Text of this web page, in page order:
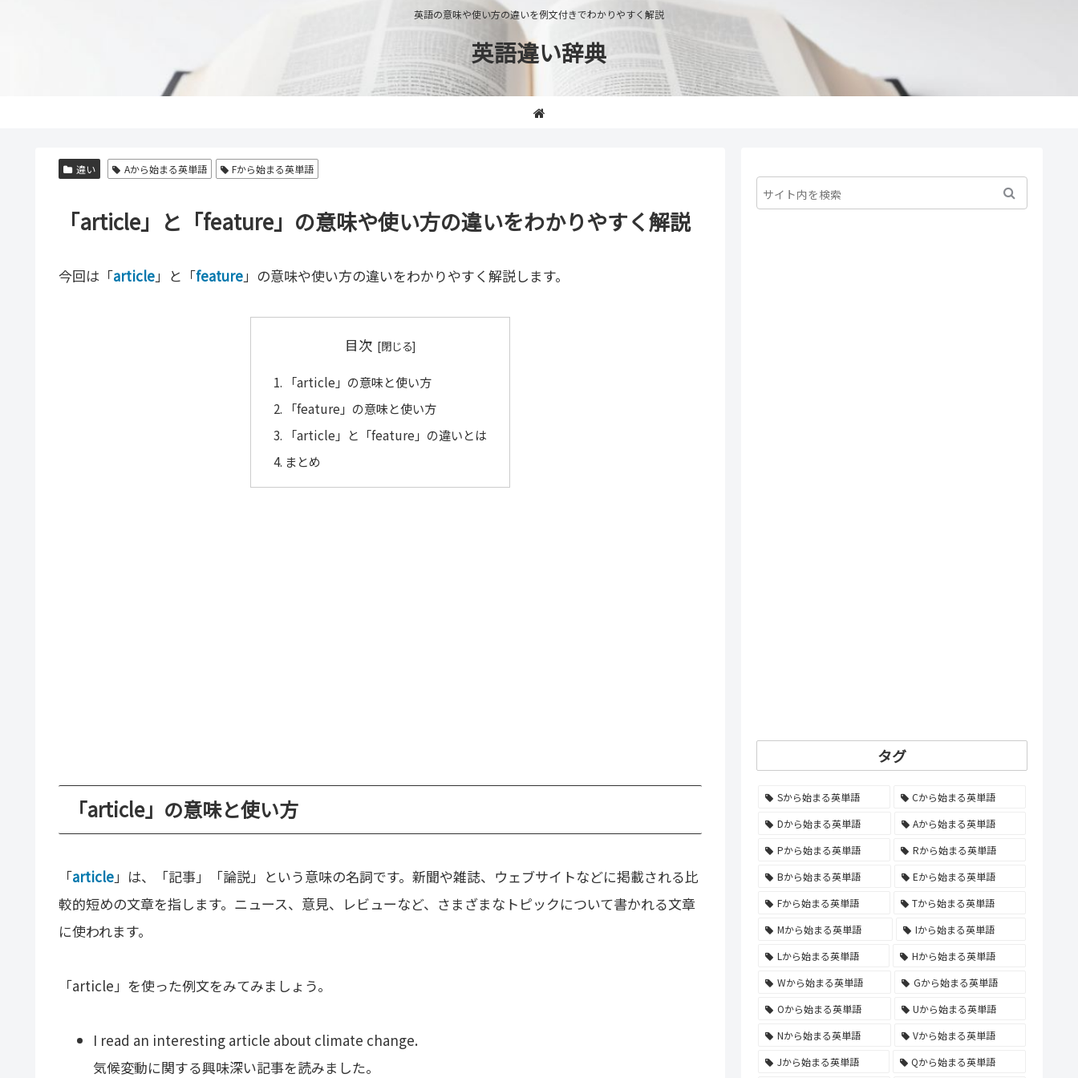
英語の意味や使い方の違いを例文付きでわかりやすく解説
英語違い辞典
違い Aから始まる英単語 Fから始まる英単語
「article」と「feature」の意味や使い方の違いをわかりやすく解説
今回は「article」と「feature」の意味や使い方の違いをわかりやすく解説します。
目次
「article」の意味と使い方
「feature」の意味と使い方
「article」と「feature」の違いとは
まとめ
「article」の意味と使い方
「article」は、「記事」「論説」という意味の名詞です。新聞や雑誌、ウェブサイトなどに掲載される比
較的短めの文章を指します。ニュース、意見、レビューなど、さまざまなトピックについて書かれる文章
に使われます。
「article」を使った例文をみてみましょう。
I read an interesting article about climate change.
気候変動に関する興味深い記事を読みました。
タグ
Sから始まる英単語
Cから始まる英単語
Dから始まる英単語
Aから始まる英単語
Pから始まる英単語
Rから始まる英単語
Bから始まる英単語
Eから始まる英単語
Fから始まる英単語
Tから始まる英単語
Mから始まる英単語
Iから始まる英単語
Lから始まる英単語
Hから始まる英単語
Wから始まる英単語
Gから始まる英単語
Oから始まる英単語
Uから始まる英単語
Nから始まる英単語
Vから始まる英単語
Jから始まる英単語
Qから始まる英単語